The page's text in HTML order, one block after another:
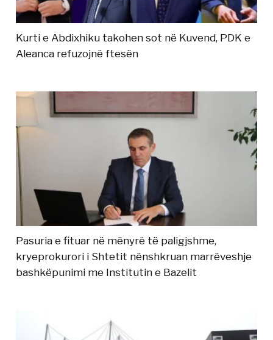
Kurti e Abdixhiku takohen sot në Kuvend, PDK e
Aleanca refuzojnë ftesën
Pasuria e fituar në mënyrë të paligjshme,
kryeprokurori i Shtetit nënshkruan marrëveshje
bashkëpunimi me Institutin e Bazelit